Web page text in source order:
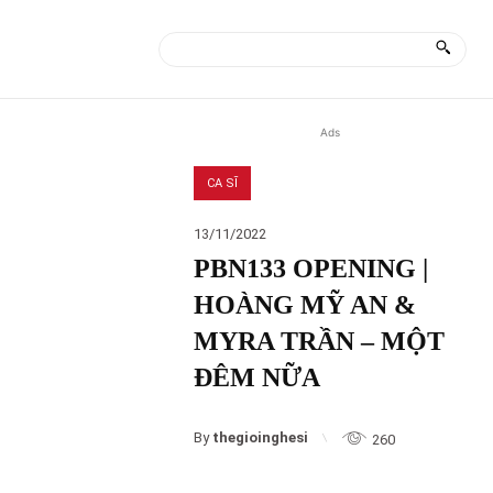
Ads
CA SĨ
13/11/2022
PBN133 OPENING |
HOÀNG MỸ AN &
MYRA TRẦN – MỘT
ĐÊM NỮA
By thegioinghesi 260